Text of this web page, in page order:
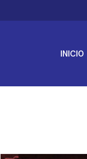
INICIO